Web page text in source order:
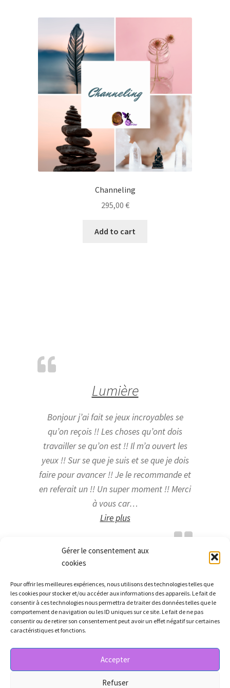
Gérer le consentement aux
cookies
Pour offrir les meilleures expériences, nous utilisons des technologies telles que
les cookies pour stocker et/ou accéder aux informations des appareils. Le fait de
consentir à ces technologies nous permettra de traiter des données telles que le
comportement de navigation ou les ID uniques sur ce site. Le fait de ne pas
consentir ou de retirer son consentement peut avoir un effet négatif sur certaines
caractéristiques et fonctions.
Accepter
Refuser
Channeling
295,00 €
Add to cart
Lumière
Bonjour j’ai fait se jeux incroyables se
qu’on reçois !! Les choses qu’ont dois
travailler se qu’on est !! Il m’a ouvert les
yeux !! Sur se que je suis et se que je dois
faire pour avancer !! Je le recommande et
en referait un !! Un super moment !! Merci
à vous car…
Lire plus« Lumière »
Bernadette
© Sorine Andrée 2026
Construit avec Storefront & WooCommerce